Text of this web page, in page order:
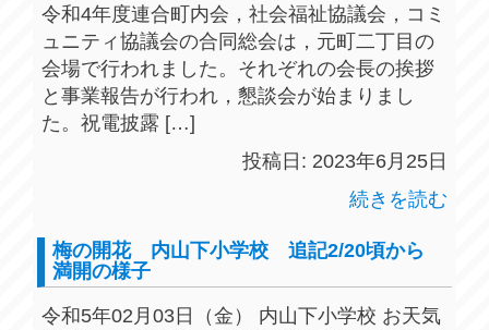
令和4年度連合町内会，社会福祉協議会，コミ
ュニティ協議会の合同総会は，元町二丁目の
会場で行われました。それぞれの会長の挨拶
と事業報告が行われ，懇談会が始まりまし
た。祝電披露 […]
投稿日: 2023年6月25日
続きを読む
梅の開花 内山下小学校 追記2/20頃から
満開の様子
令和5年02月03日（金） 内山下小学校 お天気